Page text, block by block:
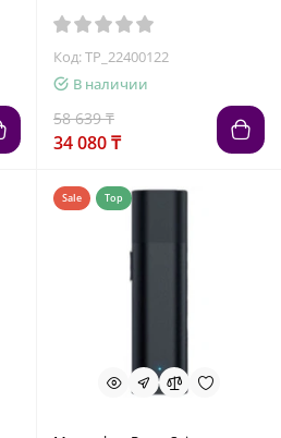
Код: TP_22400122
В наличии
58 639 ₸
34 080 ₸
Sale Top